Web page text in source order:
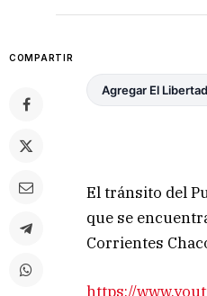
COMPARTIR
Agregar El
El tránsito del
que se
Corrientes
https://